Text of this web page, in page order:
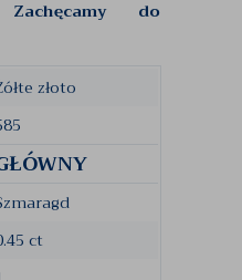
do
złoto
ct